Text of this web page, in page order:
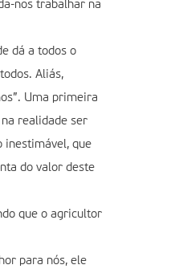
nos trabalhar na
dá a todos o
Aliás,
Uma primeira
realidade ser
inestimável, que
do valor deste
que o agricultor
para nós, ele